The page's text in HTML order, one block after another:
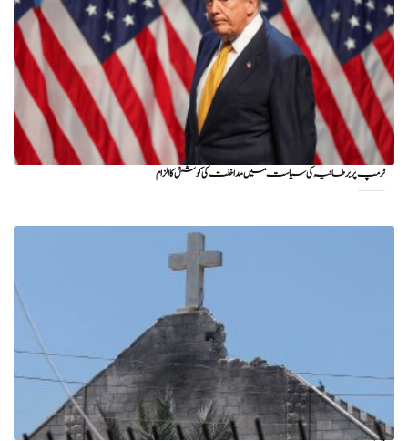
ٹرمپ پر برطانیہ کی سیاست میں مداخلت کی کوشش کا الزام